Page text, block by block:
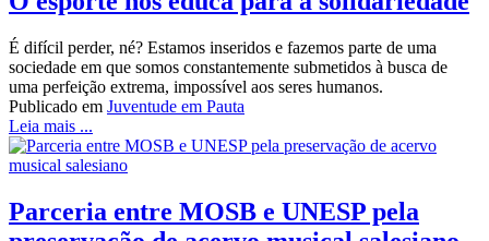
É difícil perder, né? Estamos inseridos e fazemos parte de uma
sociedade em que somos constantemente submetidos à busca de
uma perfeição extrema, impossível aos seres humanos.
Publicado em Juventude em Pauta
Leia mais ...
Parceria entre MOSB e UNESP pela